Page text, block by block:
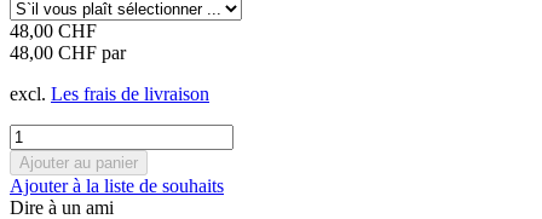
48,00 CHF
48,00 CHF par
excl. Les frais de livraison
Ajouter à la liste de souhaits
Dire à un ami